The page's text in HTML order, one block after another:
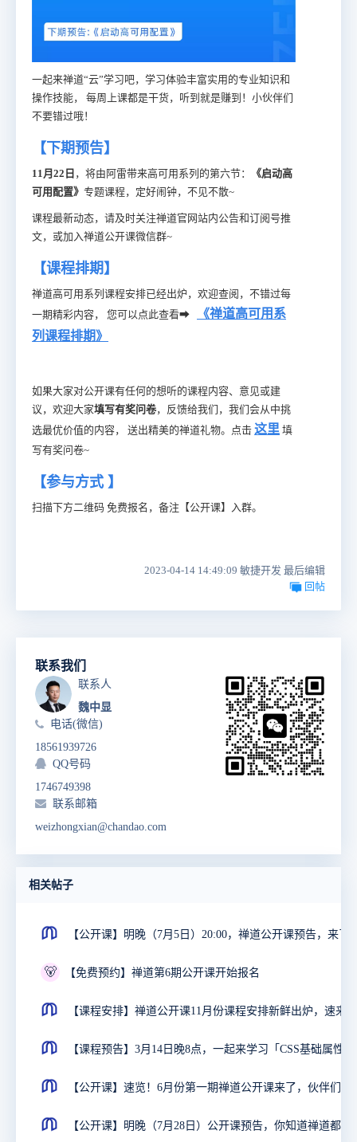
一起来禅道“云”学习吧，学习体验丰富实用的专业知识和
操作技能， 每周上课都是干货，听到就是赚到！小伙伴们
不要错过哦！
【下期预告】
11月22日 ，将由阿雷带来高可用系列的第六节：
《启动高
可用配置》 专题课程，定好闹钟，不见不散~
课程最新动态，请及时关注禅道官网站内公告和订阅号推
文，或加入禅道公开课微信群~
【课程排期】
禅道高可用系列课程安排已经出炉，欢迎查阅，不错过每
一期精彩内容， 您可以点此查看➡
《禅道高可用系
列课程排期》
如果大家对公开课有任何的想听的课程内容、意见或建
议，欢迎大家填写有奖问卷，反馈给我们，我们会从中挑
选最优价值的内容， 送出精美的禅道礼物。点击 这里 填
写有奖问卷~
【参与方式 】
扫描下方二维码 免费报名，备注【公开课】入群。
2023-04-14 14:49:09 敏捷开发 最后编辑
回帖
联系我们
联系人
魏中显
电话(微信)
18561939726
QQ号码
1746749398
联系邮箱
weizhongxian@chandao.com
相关帖子
【公开课】明晚（7月5日）20:00，禅道公开课预告，来了
🐻 【免费预约】禅道第6期公开课开始报名